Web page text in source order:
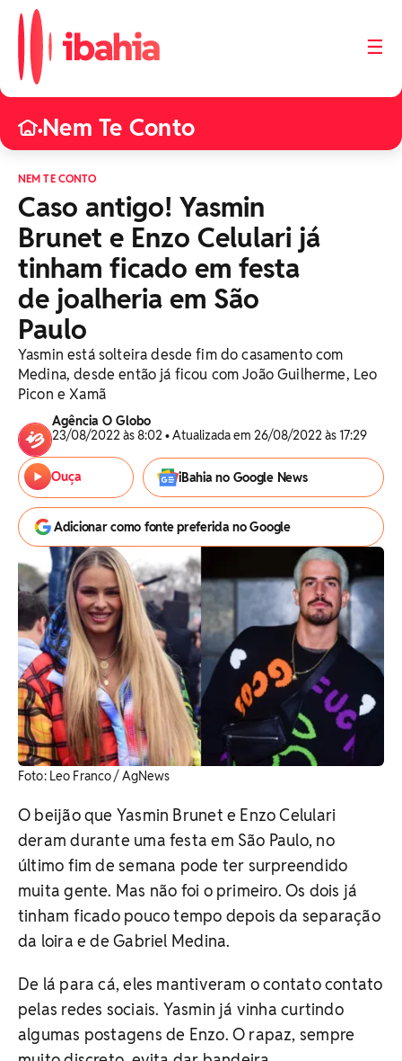
☰
•Nem Te Conto
NEM TE CONTO
Caso antigo! Yasmin
Brunet e Enzo Celulari já
tinham ficado em festa
de joalheria em São
Paulo
Yasmin está solteira desde fim do casamento com
Medina, desde então já ficou com João Guilherme, Leo
Picon e Xamã
Agência O Globo
23/08/2022 às 8:02 • Atualizada em 26/08/2022 às 17:29
Ouça iBahia no Google News
Adicionar como fonte preferida no Google
Foto: Leo Franco / AgNews
O beijão que Yasmin Brunet e Enzo Celulari
deram durante uma festa em São Paulo, no
último fim de semana pode ter surpreendido
muita gente. Mas não foi o primeiro. Os dois já
tinham ficado pouco tempo depois da separação
da loira e de Gabriel Medina.
De lá para cá, eles mantiveram o contato contato
pelas redes sociais. Yasmin já vinha curtindo
algumas postagens de Enzo. O rapaz, sempre